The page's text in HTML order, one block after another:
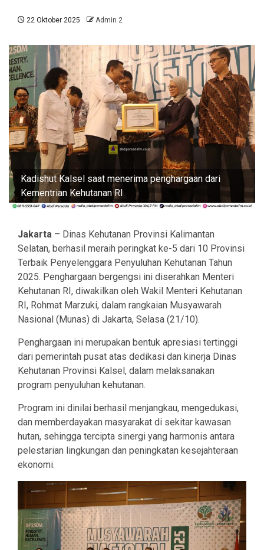
22 Oktober 2025 Admin 2
Kadishut Kalsel saat menerima penghargaan dari
Kementrian Kehutanan RI
Jakarta – Dinas Kehutanan Provinsi Kalimantan
Selatan, berhasil meraih peringkat ke-5 dari 10 Provinsi
Terbaik Penyelenggara Penyuluhan Kehutanan Tahun
2025. Penghargaan bergengsi ini diserahkan Menteri
Kehutanan RI, diwakilkan oleh Wakil Menteri Kehutanan
RI, Rohmat Marzuki, dalam rangkaian Musyawarah
Nasional (Munas) di Jakarta, Selasa (21/10).
Penghargaan ini merupakan bentuk apresiasi tertinggi
dari pemerintah pusat atas dedikasi dan kinerja Dinas
Kehutanan Provinsi Kalsel, dalam melaksanakan
program penyuluhan kehutanan.
Program ini dinilai berhasil menjangkau, mengedukasi,
dan memberdayakan masyarakat di sekitar kawasan
hutan, sehingga tercipta sinergi yang harmonis antara
pelestarian lingkungan dan peningkatan kesejahteraan
ekonomi.